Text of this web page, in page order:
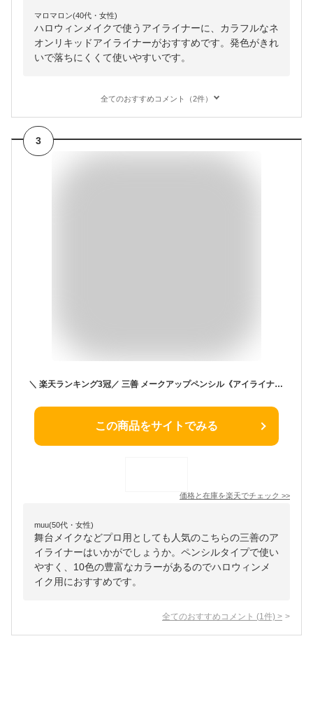
マロマロン(40代・女性)
ハロウィンメイクで使うアイライナーに、カラフルなネ
オンリキッドアイライナーがおすすめです。発色がきれ
いで落ちにくくて使いやすいです。
全てのおすすめコメント（2件）
3
＼ 楽天ランキング3冠／ 三善 メークアップペンシル《アイライナー》10color プロ用アイライナー アイライン 韓国メイク プチプラ 舞台用化粧品 演劇 ステージメイク ブライダル 結婚式 ダンス コスプレ ハロウィン 文化祭 美容 化粧品 ジェンダーレス ミツヨシ プレゼント
この商品をサイトでみる
価格と在庫を楽天でチェック >>
muu(50代・女性)
舞台メイクなどプロ用としても人気のこちらの三善のア
イライナーはいかがでしょうか。ペンシルタイプで使い
やすく、10色の豊富なカラーがあるのでハロウィンメ
イク用におすすめです。
全てのおすすめコメント (1 件) >